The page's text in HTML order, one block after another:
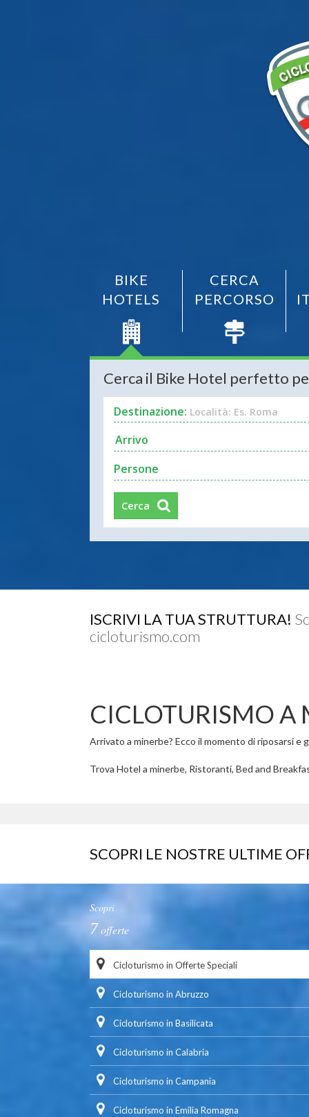
BIKE
HOTELS
CERCA
PERCORSO
Cerca il Bike Hotel perfetto
Destinazione: Località: Es. Roma
Persone
Cerca
ISCRIVI LA TUA STRUTTURA!
cicloturismo.com
CICLOTURISMO A
Arrivato a minerbe? Ecco il momento di riposarsi e
Trova Hotel a minerbe, Ristoranti, Bed and
SCOPRI LE NOSTRE ULTIME
Scopri
7offerte
Cicloturismo in Offerte Speciali
Cicloturismo in Abruzzo
Cicloturismo in Basilicata
Cicloturismo in Calabria
Cicloturismo in Campania
Cicloturismo in Emilia Romagna